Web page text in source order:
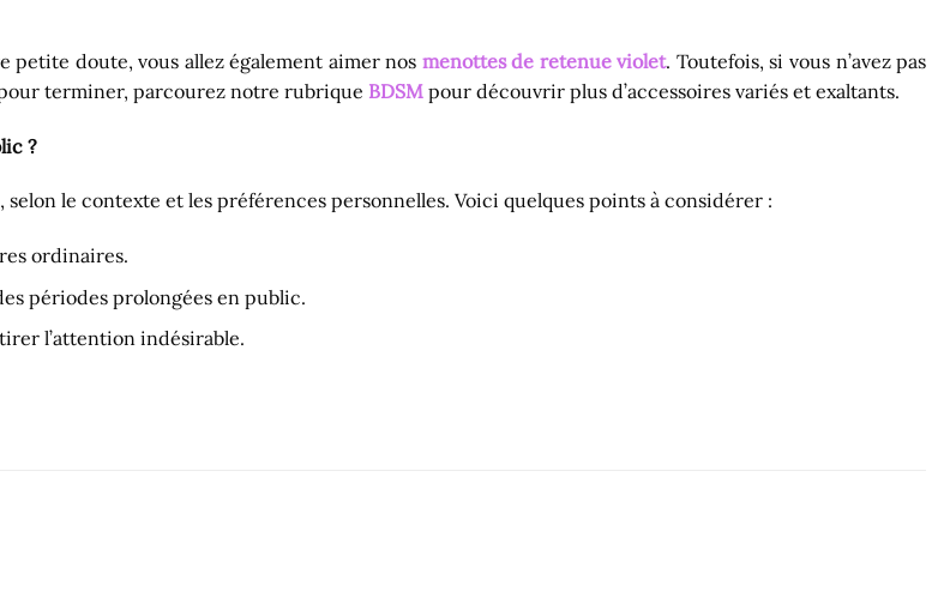
petite doute, vous allez également aimer nos menottes de retenue violet. Toutefois, si vous n’avez pas
terminer, parcourez notre rubrique BDSM pour découvrir plus d’accessoires variés et exaltants.
?
le contexte et les préférences personnelles. Voici quelques points à considérer :
ordinaires.
périodes prolongées en public.
l’attention indésirable.